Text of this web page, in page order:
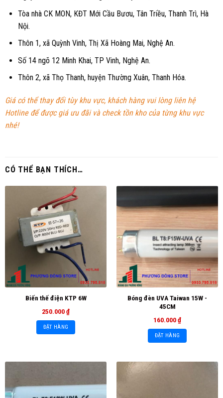
Tòa nhà CK MON, KĐT Mới Cầu Bươu, Tân Triều, Thanh Trì, Hà
Nội.
Thôn 1, xã Quỳnh Vinh, Thị Xã Hoàng Mai, Nghệ An.
Số 14 ngõ 12 Minh Khai, TP Vinh, Nghệ An.
Thôn 2, xã Thọ Thanh, huyện Thường Xuân, Thanh Hóa.
Giá có thể thay đổi tùy khu vực, khách hàng vui lòng liên hệ
Hotline để được giá ưu đãi và check tồn kho của từng khu vực
nhé!
CÓ THỂ BẠN THÍCH…
Biến thế điện KTP 6W
250.000₫
ĐẶT HÀNG
Bóng đèn UVA Taiwan 15W -
45CM
160.000₫
ĐẶT HÀNG